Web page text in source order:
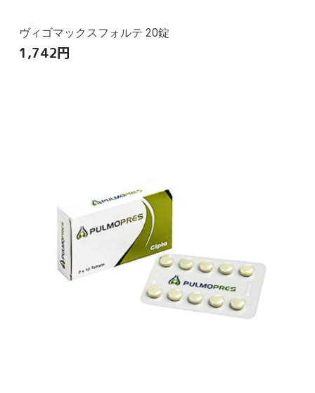
ヴィゴマックスフォルテ 20錠
1,742円